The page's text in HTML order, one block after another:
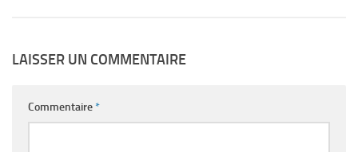
LAISSER UN COMMENTAIRE
Commentaire*